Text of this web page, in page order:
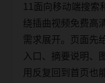
11面向移动端搜索
绕插曲视频免费高
需求展开。页面先
入口、摘要说明、
用反复回到首页也